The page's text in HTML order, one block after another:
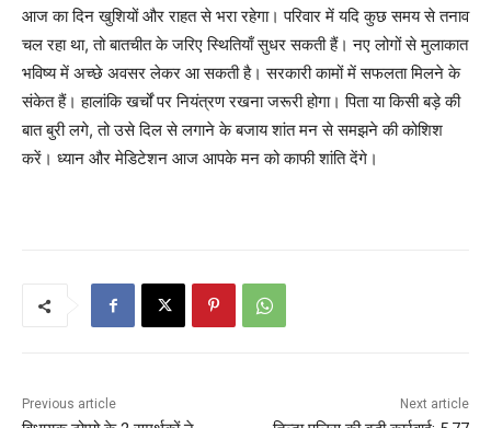
आज का दिन खुशियों और राहत से भरा रहेगा। परिवार में यदि कुछ समय से तनाव
चल रहा था, तो बातचीत के जरिए स्थितियाँ सुधर सकती हैं। नए लोगों से मुलाकात
भविष्य में अच्छे अवसर लेकर आ सकती है। सरकारी कामों में सफलता मिलने के
संकेत हैं। हालांकि खर्चों पर नियंत्रण रखना जरूरी होगा। पिता या किसी बड़े की
बात बुरी लगे, तो उसे दिल से लगाने के बजाय शांत मन से समझने की कोशिश
करें। ध्यान और मेडिटेशन आज आपके मन को काफी शांति देंगे।
Previous article Next article